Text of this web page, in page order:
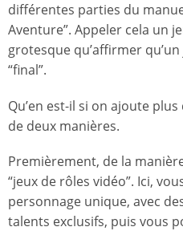
différentes parties du
Aventure”. Appeler cela un
grotesque qu’affirmer
“final”.
Qu’en est-il si on ajoute
de deux manières.
Premièrement, de la
“jeux de rôles vidéo”. Ici,
personnage unique, avec
talents exclusifs, puis vous